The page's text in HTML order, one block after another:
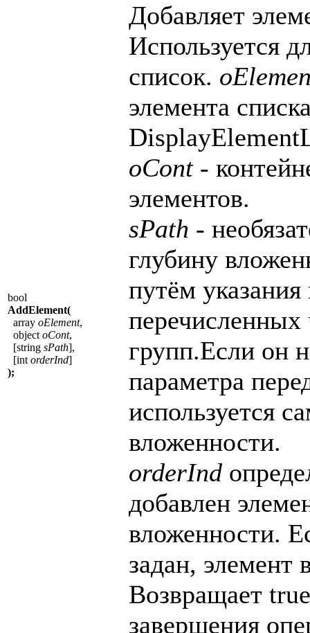
bool
AddElement(
array oElement,
objectoCont,
[string sPath],
[intorderInd]
);
Добавляет
Используется
список.
элемента
oCont-
элементов.
sPath -
глубину
путём
перечисленных
групп.Если он
параметра
используется
вложенности.
orderInd
добавлен
вложенности.
задан, элемент
Возвращает
завершения